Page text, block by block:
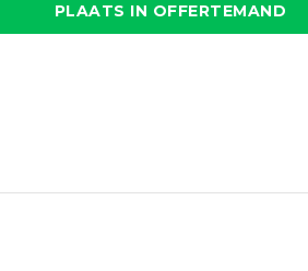
PLAATS IN OFFERTEMAND